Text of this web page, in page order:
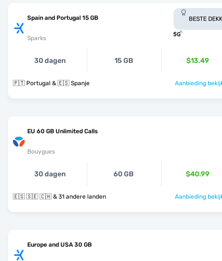
Spain and Portugal 15 GB
Sparks
BESTE
30 dagen 15 GB $13.49
🇵🇹 Portugal & 🇪🇸 Spanje Aanbieding
EU 60 GB Unlimited Calls
Bouygues
30 dagen 60 GB $40.99
🇪🇸 🇸🇪 🇨🇭 & 31 andere landen Aanbieding
Europe and USA 30 GB